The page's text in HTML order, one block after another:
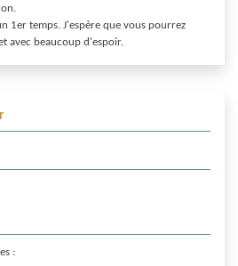
1er temps. J'espère que vous pourrez
avec beaucoup d'espoir.
: